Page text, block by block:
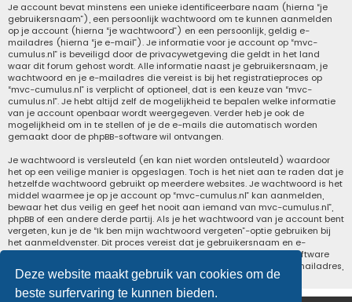
Deze website maakt gebruik van cookies om de
beste surfervaring te kunnen bieden.
Je account bevat minstens een unieke identificeerbare naam (hierna “je
gebruikersnaam”), een persoonlijk wachtwoord om te kunnen aanmelden
op je account (hierna “je wachtwoord”) en een persoonlijk, geldig e-
mailadres (hierna “je e-mail”). Je informatie voor je account op “mvc-
cumulus.nl” is beveiligd door de privacywetgeving die geldt in het land
waar dit forum gehost wordt. Alle informatie naast je gebruikersnaam, je
wachtwoord en je e-mailadres die vereist is bij het registratieproces op
“mvc-cumulus.nl” is verplicht of optioneel, dat is een keuze van “mvc-
cumulus.nl”. Je hebt altijd zelf de mogelijkheid te bepalen welke informatie
van je account openbaar wordt weergegeven. Verder heb je ook de
mogelijkheid om in te stellen of je de e-mails die automatisch worden
gemaakt door de phpBB-software wil ontvangen.
Je wachtwoord is versleuteld (en kan niet worden ontsleuteld) waardoor
het op een veilige manier is opgeslagen. Toch is het niet aan te raden dat je
hetzelfde wachtwoord gebruikt op meerdere websites. Je wachtwoord is het
middel waarmee je op je account op “mvc-cumulus.nl” kan aanmelden,
bewaar het dus veilig en geef het nooit aan iemand van mvc-cumulus.nl”,
phpBB of een andere derde partij. Als je het wachtwoord van je account bent
vergeten, kun je de “Ik ben mijn wachtwoord vergeten”-optie gebruiken bij
het aanmeldvenster. Dit proces vereist dat je gebruikersnaam en e-
mailadres opgeeft van je gebruikersaccount, waarna de phpBB-software
een nieuw wachtwoord zal genereren en zal opsturen naar het e-mailadres,
zodat je je opnieuw kunt aanmelden.